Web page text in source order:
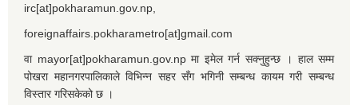
irc[at]pokharamun.gov.np,
foreignaffairs.pokharametro[at]gmail.com
वा mayor[at]pokharamun.gov.np मा इमेल गर्न सक्नुहुन्छ । हाल सम्म
पोखरा महानगरपालिकाले विभिन्न सहर सँग भगिनी सम्बन्ध कायम गरी सम्बन्ध
विस्तार गरिसकेको छ ।